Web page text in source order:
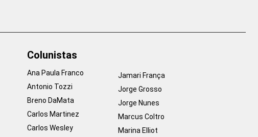
Colunistas
Ana Paula Franco
Antonio Tozzi
Breno DaMata
Carlos Martinez
Carlos Wesley
Jamari França
Jorge Grosso
Jorge Nunes
Marcus Coltro
Marina Elliot